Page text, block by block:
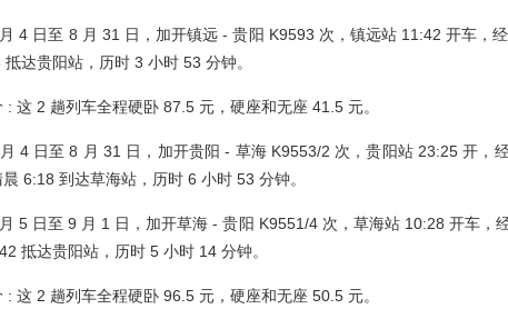
日至 8 月 31 日，加开镇远 - 贵阳 K9593 次，镇远站 11:42 开车，
抵达贵阳站，历时 3 小时 53 分钟。
2 趟列车全程硬卧 87.5 元，硬座和无座 41.5 元。
日至 8 月 31 日，加开贵阳 - 草海 K9553/2 次，贵阳站 23:25 开，经
6:18 到达草海站，历时 6 小时 53 分钟。
日至 9 月 1 日，加开草海 - 贵阳 K9551/4 次，草海站 10:28 开车，经
抵达贵阳站，历时 5 小时 14 分钟。
2 趟列车全程硬卧 96.5 元，硬座和无座 50.5 元。